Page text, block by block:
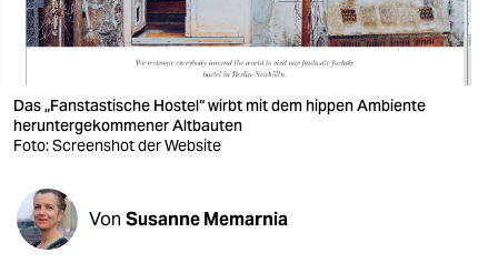
verlag
veranstaltungen
shop
fragen & hilfe
unterstützen
Das „Fanstastische Hostel“ wirbt mit dem hippen Ambiente
heruntergekommener Altbauten
Foto: Screenshot der Website
Von Susanne Memarnia